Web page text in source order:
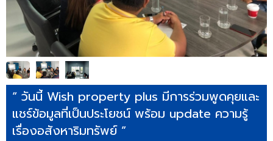
“ วันนี้ Wish property plus มีการร่วมพูดคุยและ
แชร์ข้อมูลที่เป็นประโยชน์ พร้อม update ความรู้
เรื่องอสังหาริมทรัพย์ ”